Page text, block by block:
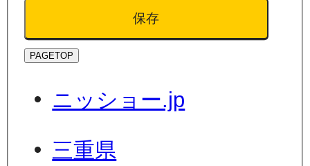
保存
PAGETOP
ニッショー.jp
三重県